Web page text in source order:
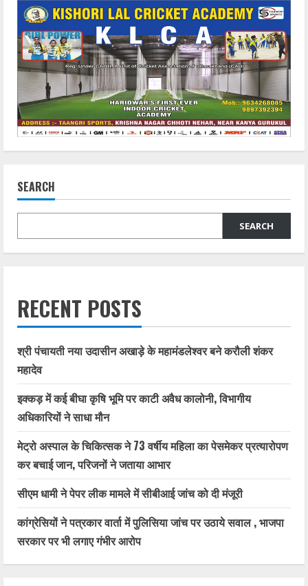
SEARCH
SEARCH
RECENT POSTS
श्री पंचायती नया उदासीन अखाड़े के महामंडलेश्वर बने करौली शंकर
महादेव
इक्कड़ में कई बीघा कृषि भूमि पर काटी अवैध कालोनी, विभागीय
अधिकारियों ने साधा मौन
मेट्रो अस्पाल के चिकित्सक ने 73 वर्षीय महिला का पेसमेकर प्रत्यारोपण
कर बचाई जान, परिजनों ने जताया आभार
सीएम धामी ने पेपर लीक मामले में सीबीआई जांच को दी मंजूरी
कांग्रेसियों ने पत्रकार वार्ता में पुलिसिया जांच पर उठाये सवाल , भाजपा
सरकार पर भी लगाए गंभीर आरोप